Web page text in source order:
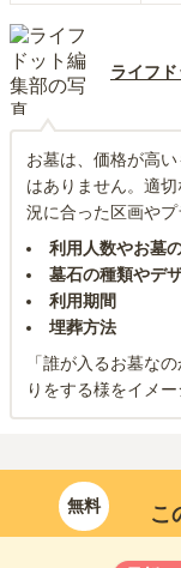
ライフ
お墓は、価格が高
はありません。適
況に合った区画やプ
利用人数やお墓
墓石の種類やデ
利用期間
埋葬方法
「誰が入るお墓な
りをする様をイメ
無料 こ